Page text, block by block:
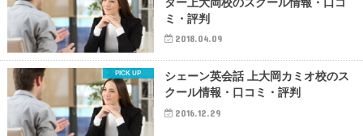
ミ・評判
2018.04.09
シェーン英会話 上大岡カミオ校のス
クール情報・口コミ・評判
2016.12.29